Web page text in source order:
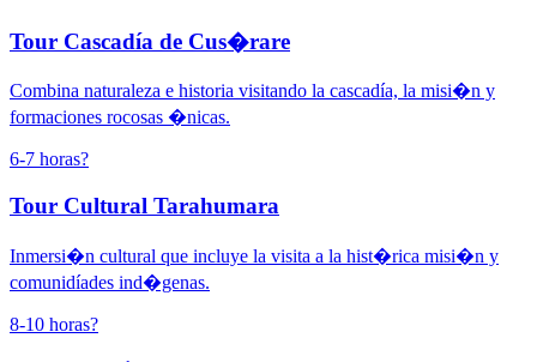
Tour Cascadía de Cus�rare
Combina naturaleza e historia visitando la cascadía, la misi�n y
formaciones rocosas �nicas.
6-7 horas?
Tour Cultural Tarahumara
Inmersi�n cultural que incluye la visita a la hist�rica misi�n y
comunidíades ind�genas.
8-10 horas?